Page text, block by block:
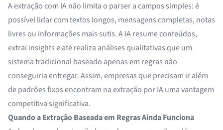
A extração com IA não limita o parser a campos simples: é
possível lidar com textos longos, mensagens completas, notas
livres ou informações mais sutis. A IA resume conteúdos,
extrai insights e até realiza análises qualitativas que um
sistema tradicional baseado apenas em regras não
conseguiria entregar. Assim, empresas que precisam ir além
de padrões fixos encontram na extração por IA uma vantagem
competitiva significativa.
Quando a Extração Baseada em Regras Ainda Funciona